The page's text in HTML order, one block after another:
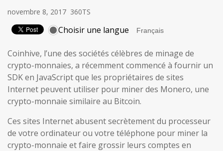
novembre 8, 2017 360TS
Choisir une langue
Coinhive, l’une des sociétés célèbres de minage de
crypto-monnaies, a récemment commencé à fournir un
SDK en JavaScript que les propriétaires de sites
Internet peuvent utiliser pour miner des Monero, une
crypto-monnaie similaire au Bitcoin.
Ces sites Internet abusent secrètement du processeur
de votre ordinateur ou votre téléphone pour miner la
crypto-monnaie et faire grossir leurs comptes en